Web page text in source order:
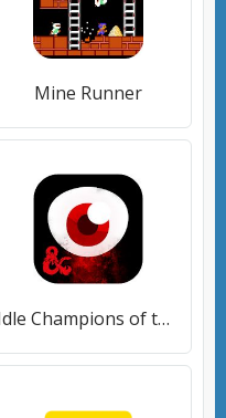
Mine Runner
Idle Champions of the Forgotten Realms